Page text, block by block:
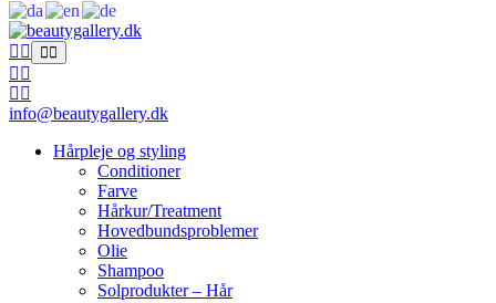
info@beautygallery.dk
Hårpleje og styling
Conditioner
Farve
Hårkur/Treatment
Hovedbundsproblemer
Olie
Shampoo
Solprodukter – Hår